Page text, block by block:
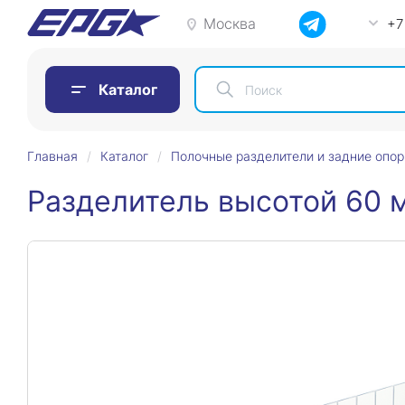
Москва
Каталог
Главная Каталог Полочные разделители и задние
Разделитель высотой 60